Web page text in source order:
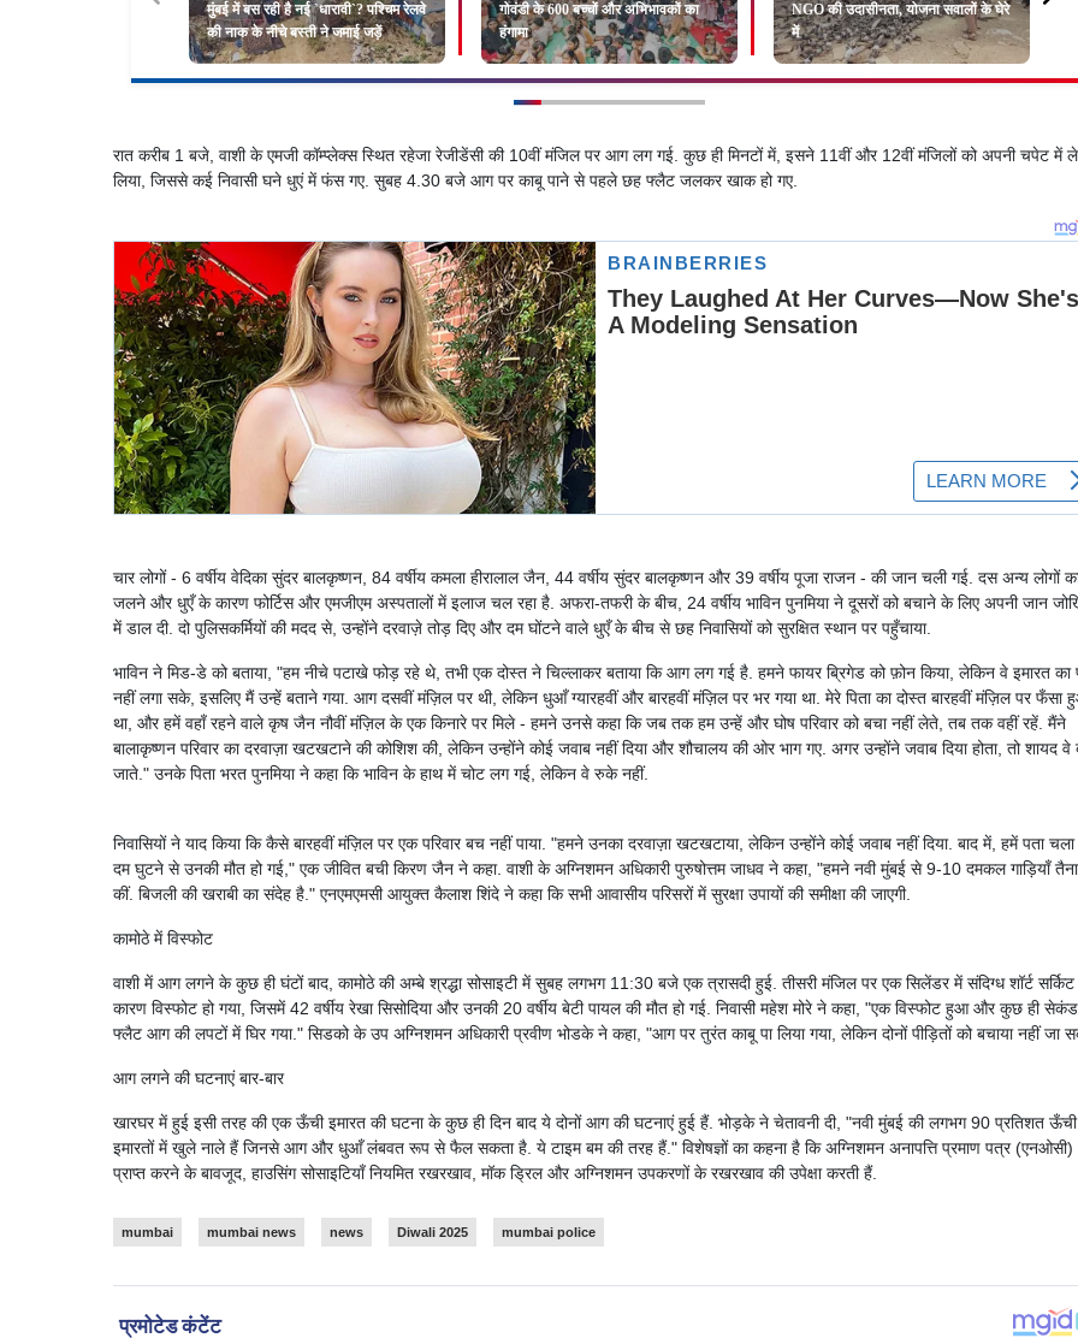
मुंबई में बस रही है नई `धारावी`? पश्चिम रेलवे
की नाक के नीचे बस्ती ने जमाई जड़ें
गोवंडी के 600 बच्चों और अभिभावकों का
हंगामा
NGO की उदासीनता, योजना सवालों के घेरे
में
रात करीब 1 बजे, वाशी के एमजी कॉम्प्लेक्स स्थित रहेजा रेजीडेंसी की 10वीं मंजिल पर आग लग गई. कुछ ही मिनटों में, इसने 11वीं और 12वीं मंजिलों को अपनी चपेट में ले
लिया, जिससे कई निवासी घने धुएं में फंस गए. सुबह 4.30 बजे आग पर काबू पाने से पहले छह फ्लैट जलकर खाक हो गए.
चार लोगों - 6 वर्षीय वेदिका सुंदर बालकृष्णन, 84 वर्षीय कमला हीरालाल जैन, 44 वर्षीय सुंदर बालकृष्णन और 39 वर्षीय पूजा राजन - की जान चली गई. दस अन्य लोगों
जलने और धुएँ के कारण फोर्टिस और एमजीएम अस्पतालों में इलाज चल रहा है. अफरा-तफरी के बीच, 24 वर्षीय भाविन पुनमिया ने दूसरों को बचाने के लिए अपनी जान
में डाल दी. दो पुलिसकर्मियों की मदद से, उन्होंने दरवाज़े तोड़ दिए और दम घोंटने वाले धुएँ के बीच से छह निवासियों को सुरक्षित स्थान पर पहुँचाया.
भाविन ने मिड-डे को बताया, "हम नीचे पटाखे फोड़ रहे थे, तभी एक दोस्त ने चिल्लाकर बताया कि आग लग गई है. हमने फायर ब्रिगेड को फ़ोन किया, लेकिन वे इमारत का
नहीं लगा सके, इसलिए मैं उन्हें बताने गया. आग दसवीं मंज़िल पर थी, लेकिन धुआँ ग्यारहवीं और बारहवीं मंज़िल पर भर गया था. मेरे पिता का दोस्त बारहवीं मंज़िल पर फँसा
था, और हमें वहाँ रहने वाले कृष जैन नौवीं मंज़िल के एक किनारे पर मिले - हमने उनसे कहा कि जब तक हम उन्हें और घोष परिवार को बचा नहीं लेते, तब तक वहीं रहें. मैंने
बालाकृष्णन परिवार का दरवाज़ा खटखटाने की कोशिश की, लेकिन उन्होंने कोई जवाब नहीं दिया और शौचालय की ओर भाग गए. अगर उन्होंने जवाब दिया होता, तो शायद वे
जाते." उनके पिता भरत पुनमिया ने कहा कि भाविन के हाथ में चोट लग गई, लेकिन वे रुके नहीं.
निवासियों ने याद किया कि कैसे बारहवीं मंज़िल पर एक परिवार बच नहीं पाया. "हमने उनका दरवाज़ा खटखटाया, लेकिन उन्होंने कोई जवाब नहीं दिया. बाद में, हमें पता
दम घुटने से उनकी मौत हो गई," एक जीवित बची किरण जैन ने कहा. वाशी के अग्निशमन अधिकारी पुरुषोत्तम जाधव ने कहा, "हमने नवी मुंबई से 9-10 दमकल गाड़ियाँ
कीं. बिजली की खराबी का संदेह है." एनएमएमसी आयुक्त कैलाश शिंदे ने कहा कि सभी आवासीय परिसरों में सुरक्षा उपायों की समीक्षा की जाएगी.
कामोठे में विस्फोट
वाशी में आग लगने के कुछ ही घंटों बाद, कामोठे की अम्बे श्रद्धा सोसाइटी में सुबह लगभग 11:30 बजे एक त्रासदी हुई. तीसरी मंजिल पर एक सिलेंडर में संदिग्ध शॉर्ट
कारण विस्फोट हो गया, जिसमें 42 वर्षीय रेखा सिसोदिया और उनकी 20 वर्षीय बेटी पायल की मौत हो गई. निवासी महेश मोरे ने कहा, "एक विस्फोट हुआ और कुछ ही
फ्लैट आग की लपटों में घिर गया." सिडको के उप अग्निशमन अधिकारी प्रवीण भोडके ने कहा, "आग पर तुरंत काबू पा लिया गया, लेकिन दोनों पीड़ितों को बचाया नहीं जा
आग लगने की घटनाएं बार-बार
खारघर में हुई इसी तरह की एक ऊँची इमारत की घटना के कुछ ही दिन बाद ये दोनों आग की घटनाएं हुई हैं. भोड़के ने चेतावनी दी, "नवी मुंबई की लगभग 90 प्रतिशत ऊँची
इमारतों में खुले नाले हैं जिनसे आग और धुआँ लंबवत रूप से फैल सकता है. ये टाइम बम की तरह हैं." विशेषज्ञों का कहना है कि अग्निशमन अनापत्ति प्रमाण पत्र (एनओसी)
प्राप्त करने के बावजूद, हाउसिंग सोसाइटियाँ नियमित रखरखाव, मॉक ड्रिल और अग्निशमन उपकरणों के रखरखाव की उपेक्षा करती हैं.
mumbai mumbai news news Diwali 2025 mumbai police